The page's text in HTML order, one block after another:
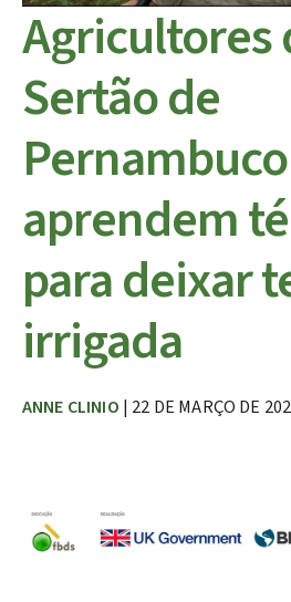
Agricultores
Sertão de
Pernambuco
aprendem
para deixar
irrigada
ANNE CLINIO | 22 DE MARÇO DE